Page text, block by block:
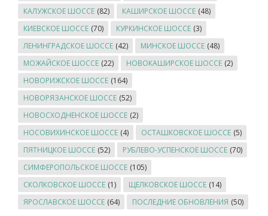
КАЛУЖСКОЕ ШОССЕ (82) КАШИРСКОЕ ШОССЕ (48)
КИЕВСКОЕ ШОССЕ (70) КУРКИНСКОЕ ШОССЕ (3)
ЛЕНИНГРАДСКОЕ ШОССЕ (42) МИНСКОЕ ШОССЕ (48)
МОЖАЙСКОЕ ШОССЕ (22) НОВОКАШИРСКОЕ ШОССЕ (2)
НОВОРИЖСКОЕ ШОССЕ (164)
НОВОРЯЗАНСКОЕ ШОССЕ (52)
НОВОСХОДНЕНСКОЕ ШОССЕ (2)
НОСОВИХИНСКОЕ ШОССЕ (4) ОСТАШКОВСКОЕ ШОССЕ (5)
ПЯТНИЦКОЕ ШОССЕ (52) РУБЛЕВО-УСПЕНСКОЕ ШОССЕ (70)
СИМФЕРОПОЛЬСКОЕ ШОССЕ (105)
СКОЛКОВСКОЕ ШОССЕ (1) ЩЕЛКОВСКОЕ ШОССЕ (14)
ЯРОСЛАВСКОЕ ШОССЕ (64) ПОСЛЕДНИЕ ОБНОВЛЕНИЯ (50)